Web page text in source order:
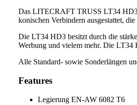
Das LITECRAFT TRUSS LT34 HD3
konischen Verbindern ausgestattet,
Die LT34 HD3 besitzt durch die
Werbung und vielem mehr. Die LT34
Alle Standard- sowie Sonderlängen
Features
Legierung EN-AW 6082 T6